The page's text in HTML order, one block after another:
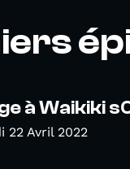
à Waikiki
22 Avril 2022